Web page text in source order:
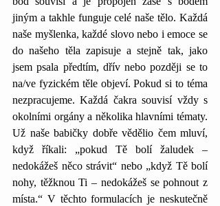
jiným a takhle funguje celé naše tělo. Každá
naše myšlenka, každé slovo nebo i emoce se
do našeho těla zapisuje a stejně tak, jako
jsem psala předtím, dřív nebo později se to
na/ve fyzickém těle objeví. Pokud si to téma
nezpracujeme. Každá čakra souvisí vždy s
okolními orgány a několika hlavními tématy.
Už naše babičky dobře vědělio čem mluví,
když říkali: „pokud Tě bolí žaludek –
nedokážeš něco strávit“ nebo „když Tě bolí
nohy, těžknou Ti – nedokážeš se pohnout z
místa.“ V těchto formulacích je neskutečně